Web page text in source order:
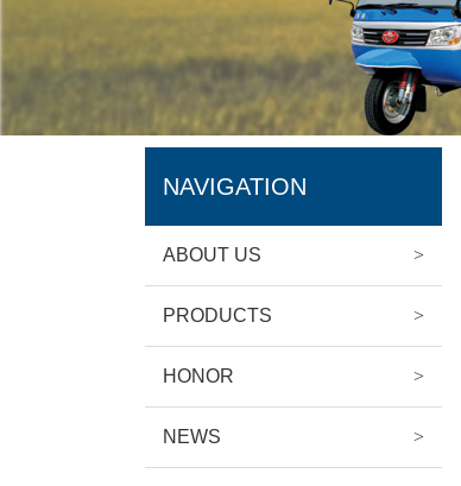
NAVIGATION
>
ABOUT US
>
PRODUCTS
>
HONOR
>
NEWS